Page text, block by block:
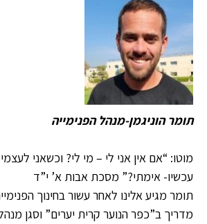
תומר הוניגמן-מנהל הפנימייה
מוטו: “אם אין אני לי – מי לי? וכשאני
עכשיו- אימתי?” מסכת אבות א’ י”ד
תומר מגיע אלינו לאחר עשור בחינוך
מדריך ב”כפר הנוער קרית יערים” וסגן